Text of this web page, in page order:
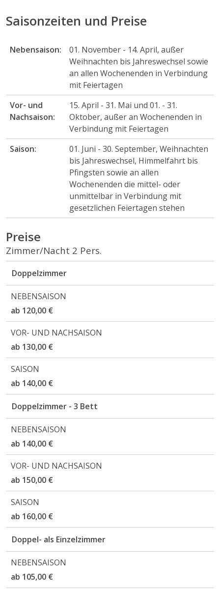
Saisonzeiten und Preise
Nebensaison:
01. November - 14. April, außer
Weihnachten bis Jahreswechsel sowie
an allen Wochenenden in Verbindung
mit Feiertagen
Vor- und
Nachsaison:
15. April - 31. Mai und 01. - 31.
Oktober, außer an Wochenenden in
Verbindung mit Feiertagen
Saison:
01. Juni - 30. September, Weihnachten
bis Jahreswechsel, Himmelfahrt bis
Pfingsten sowie an allen
Wochenenden die mittel- oder
unmittelbar in Verbindung mit
gesetzlichen Feiertagen stehen
Preise
Zimmer/Nacht 2 Pers.
Doppelzimmer
ab 120,00 €
ab 130,00 €
ab 140,00 €
Doppelzimmer - 3 Bett
ab 140,00 €
ab 150,00 €
ab 160,00 €
Doppel- als Einzelzimmer
ab 105,00 €